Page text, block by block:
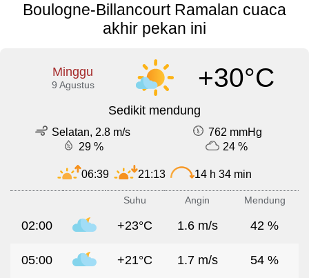
Boulogne-Billancourt Ramalan cuaca
akhir pekan ini
Minggu
9 Agustus +30°C
Sedikit mendung
Selatan, 2.8 m/s
762 mmHg
29 %
24 %
06:39 21:13 14 h 34 min
Suhu Angin Mendung
02:00 +23°C 1.6 m/s 42 %
05:00 +21°C 1.7 m/s 54 %